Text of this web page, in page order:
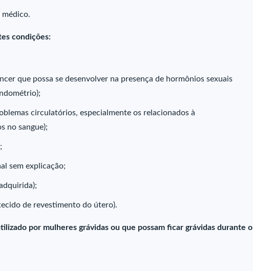
médico.
condições:
que possa se desenvolver na presença de hormônios sexuais
circulatórios, especialmente os relacionados à
no sangue);
sem explicação;
de revestimento do útero).
por mulheres grávidas ou que possam ficar grávidas durante o